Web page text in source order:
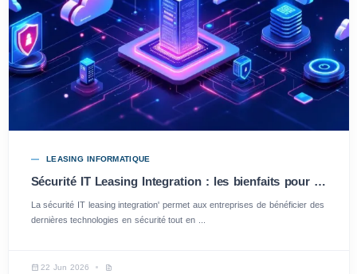
LEASING INFORMATIQUE
Sécurité IT Leasing Integration : les bienfaits pour votre entreprise
La sécurité IT leasing integration' permet aux entreprises de bénéficier des
dernières technologies en sécurité tout en ...
22 Jun 2026